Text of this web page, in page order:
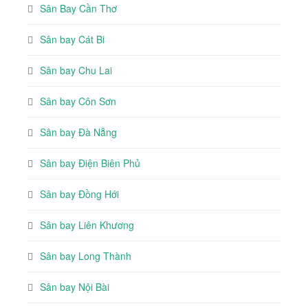
Sân Bay Cần Thơ
Sân bay Cát Bi
Sân bay Chu Lai
Sân bay Côn Sơn
Sân bay Đà Nẵng
Sân bay Điện Biên Phủ
Sân bay Đồng Hới
Sân bay Liên Khương
Sân bay Long Thành
Sân bay Nội Bài